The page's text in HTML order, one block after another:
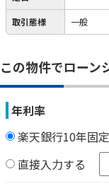
取引態様 一般
この物件でローン
年利率
楽天銀行10年固
直接入力する